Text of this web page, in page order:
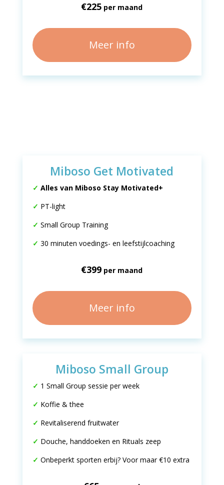
€225 per maand
Meer info
Miboso Get Motivated
✓ Alles van Miboso Stay Motivated+
✓ PT-light
✓ Small Group Training
✓ 30 minuten voedings- en leefstijlcoaching
€399 per maand
Meer info
Miboso Small Group
✓ 1 Small Group sessie per week
✓ Koffie & thee
✓ Revitaliserend fruitwater
✓ Douche, handdoeken en Rituals zeep
✓ Onbeperkt sporten erbij? Voor maar €10 extra